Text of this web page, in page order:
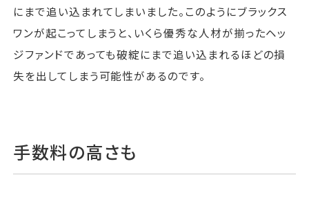
にまで追い込まれてしまいました。このようにブラックス
ワンが起こってしまうと、いくら優秀な人材が揃ったヘッ
ジファンドであっても破綻にまで追い込まれるほどの損
失を出してしまう可能性があるのです。
手数料の高さも